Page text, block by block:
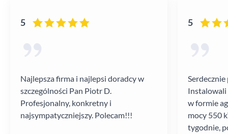
5
Najlepsza firma i najlepsi doradcy w
szczególności Pan Piotr D.
Profesjonalny, konkretny i
najsympatyczniejszy. Polecam!!!
5
Instalowali
w formie
mocy 550
tygodnie,